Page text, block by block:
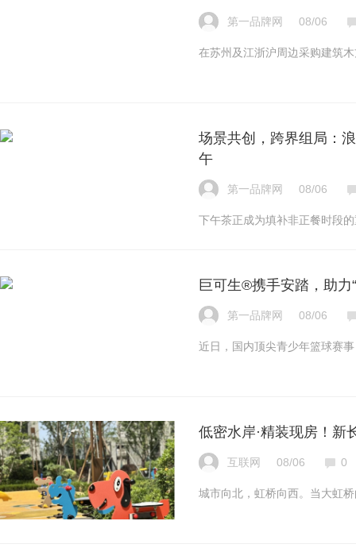
第一品牌网 08/06
在苏州及江浙沪周边采购建筑
场景共创，跨界组局：
午
第一品牌网 08/06
下午茶正成为填补非正餐时段
巨可生®携手安踏，助力
第一品牌网 08/06
近日，国内顶尖青少年篮球赛
低密水岸·精装现房！新
互联网 08/06 0
城市向北，虹桥向西。当大虹